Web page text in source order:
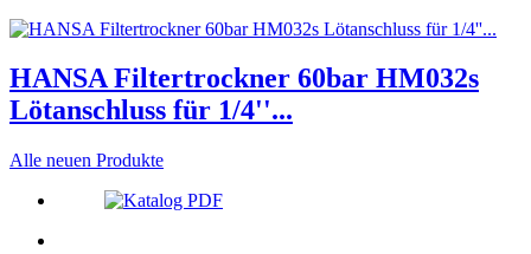
HANSA Filtertrockner 60bar HM032s
Lötanschluss für 1/4''...
Alle neuen Produkte